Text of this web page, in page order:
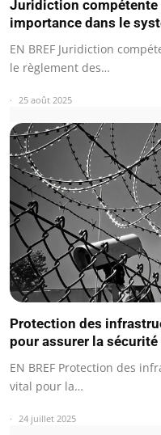
Juridiction compétente
importance dans le
EN BREF Juridiction
le règlement des…
25 août 2025
Protection des
pour assurer la
EN BREF Protection des
vital pour la…
24 juillet 2025